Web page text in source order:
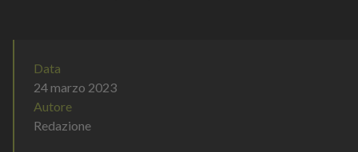
Data
24 marzo 2023
Autore
Redazione